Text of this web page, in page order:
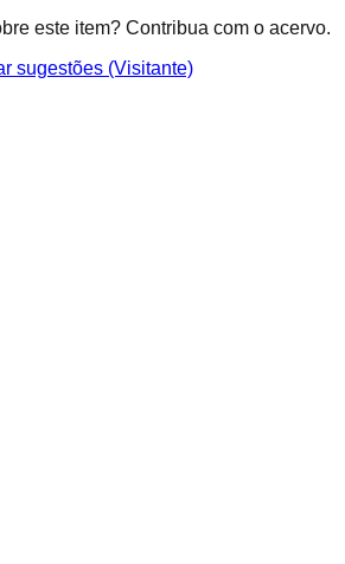
este item? Contribua com o acervo.
sugestões (Visitante)